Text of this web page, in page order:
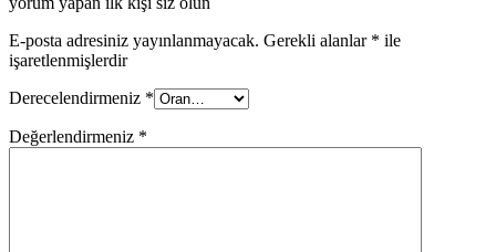
E-posta adresiniz yayınlanmayacak. Gerekli alanlar * ile
işaretlenmişlerdir
Derecelendirmeniz *
Değerlendirmeniz *